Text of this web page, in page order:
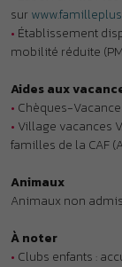
À noter
• Clubs enfants :
pour les courts
aux enfants de
• Voiture conseillée.
Qu'incluent